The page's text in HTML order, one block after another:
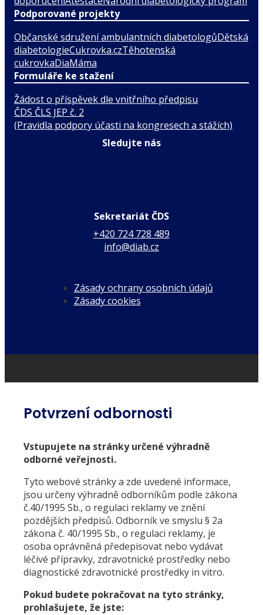
Podporované projekty
Občanské sdružení ambulantních diabetologůDětská
diabetologieCukrovka.czTěhotenská
cukrovkaDiaMáma
Formuláře ke stažení
Žádost o příspěvek dle vnitřního předpisu
ČDS ČLS JEP č. 2
(Pravidla podpory účasti na kongresech a stážích)
Sledujte nás
Sekretariát ČDS
+420 724 728 489
info@diab.cz
Zásady ochrany osobních údajů
Zásady cookies
Potvrzení odbornosti
Vstupujete na stránky určené výhradně
odborné veřejnosti.
Tyto webové stránky a zde uvedené informace,
jsou určeny výhradně odborníkům podle zákona
č.40/1995 Sb., o regulaci reklamy ve znění
pozdějších předpisů. Odborník ve smyslu § 2a
zákona č. 40/1995 Sb., o regulaci reklamy, je
osoba oprávněná předepisovat nebo vydávat
léčivé přípravky, zdravotnické prostředky nebo
diagnostické zdravotnické prostředky in vitro.
Pokud budete pokračovat na tyto stránky,
prohlašujete, že jste: